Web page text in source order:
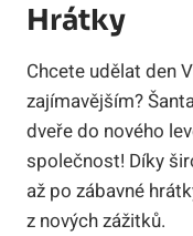
Hrátky
Chcete udělat den
zajímavějším?
dveře do nového
společnost! Díky
až po zábavné
z nových zážitků.